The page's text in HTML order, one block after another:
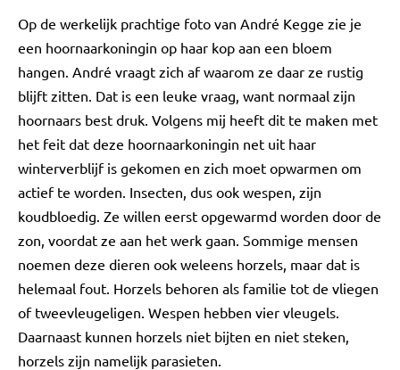
Op de werkelijk prachtige foto van André Kegge zie je
een hoornaarkoningin op haar kop aan een bloem
hangen. André vraagt zich af waarom ze daar ze rustig
blijft zitten. Dat is een leuke vraag, want normaal zijn
hoornaars best druk. Volgens mij heeft dit te maken met
het feit dat deze hoornaarkoningin net uit haar
winterverblijf is gekomen en zich moet opwarmen om
actief te worden. Insecten, dus ook wespen, zijn
koudbloedig. Ze willen eerst opgewarmd worden door de
zon, voordat ze aan het werk gaan. Sommige mensen
noemen deze dieren ook weleens horzels, maar dat is
helemaal fout. Horzels behoren als familie tot de vliegen
of tweevleugeligen. Wespen hebben vier vleugels.
Daarnaast kunnen horzels niet bijten en niet steken,
horzels zijn namelijk parasieten.